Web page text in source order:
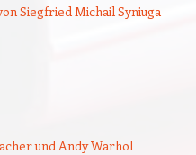
Siegfried Michail Syniuga
und Andy Warhol